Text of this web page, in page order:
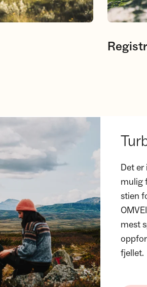
Det
mulig
stien
mest
fjellet.